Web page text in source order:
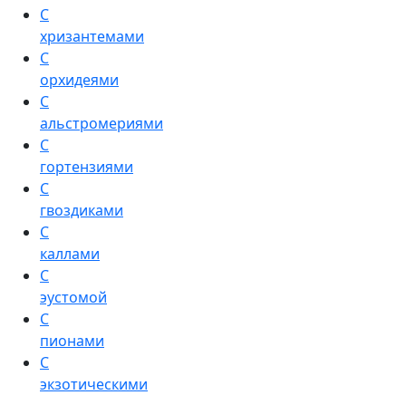
С
хризантемами
С
орхидеями
С
альстромериями
С
гортензиями
С
гвоздиками
С
каллами
С
эустомой
С
пионами
С
экзотическими